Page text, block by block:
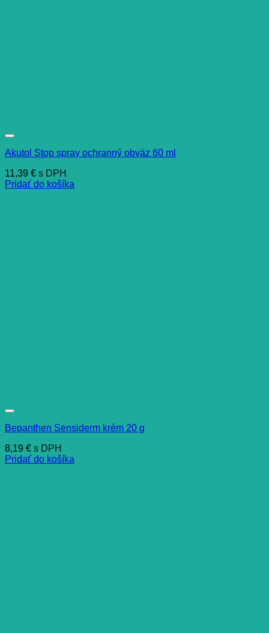
Akutol Stop spray ochranný obväz 60 ml
11,39 € s DPH
Pridať do košíka
Bepanthen Sensiderm krém 20 g
8,19 € s DPH
Pridať do košíka